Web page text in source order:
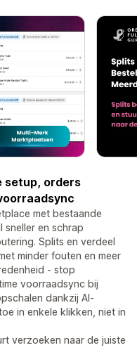
setup, orders
met bestaande
sneller en schrap
Splits en verdeel
minder fouten en meer
- stop
voorraadsync bij
dankzij AI-
in enkele klikken, niet in
verzoeken naar de juiste